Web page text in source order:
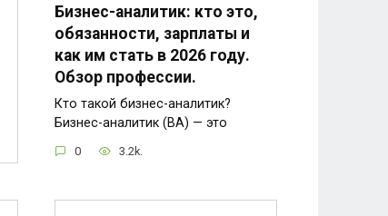
Бизнес-аналитик: кто это,
обязанности, зарплаты и
как им стать в 2026 году.
Обзор профессии.
Кто такой бизнес-аналитик?
Бизнес-аналитик (BA) — это
0 3.2k.